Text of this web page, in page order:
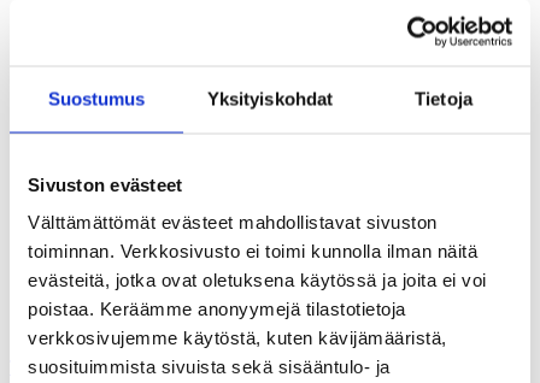
Suostumus Yksityiskohdat Tietoja
Sivuston evästeet
Välttämättömät evästeet mahdollistavat sivuston
toiminnan. Verkkosivusto ei toimi kunnolla ilman näitä
evästeitä, jotka ovat oletuksena käytössä ja joita ei voi
poistaa. Keräämme anonyymejä tilastotietoja
verkkosivujemme käytöstä, kuten kävijämääristä,
suosituimmista sivuista sekä sisääntulo- ja
Vuosikertomukset
Historia
Turvallisemman tilan periaatteet
Yhteystiedot
Medialle
Tee lahjoitus
Kvs-säätiön verkkokauppa
Yhteystiedot
Tilaa uutiskirje